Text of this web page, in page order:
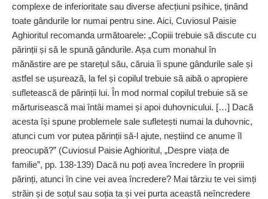
complexe de inferioritate sau diverse afec­țiuni psihice, ținând
toate gândurile lor numai pentru sine. Aici, Cuviosul Paisie
Aghioritul recomanda următoarele: „Copiii trebuie să discute cu
părinții și să le spună gândurile. Așa cum monahul în
mănăstire are pe starețul său, căruia îi spune gândurile sale și
astfel se ușurează, la fel și copilul trebuie să aibă o apropiere
sufletească de părinții lui. În mod normal copilul trebuie să se
mărturisească mai întâi mamei și apoi duhovnicului. […] Dacă
acesta își spune problemele sale sufletești numai la duhovnic,
atunci cum vor putea părinții să-l ajute, neștiind ce anume îl
preocupă?” (Cuviosul Paisie Aghioritul, „Despre viața de
familie”, pp. 138-139) Dacă nu poți avea încredere în propriii
părinți, atunci în cine vei avea încredere? Mai târziu te vei simți
străin și de soțul sau soția ta și vei purta această neîncredere